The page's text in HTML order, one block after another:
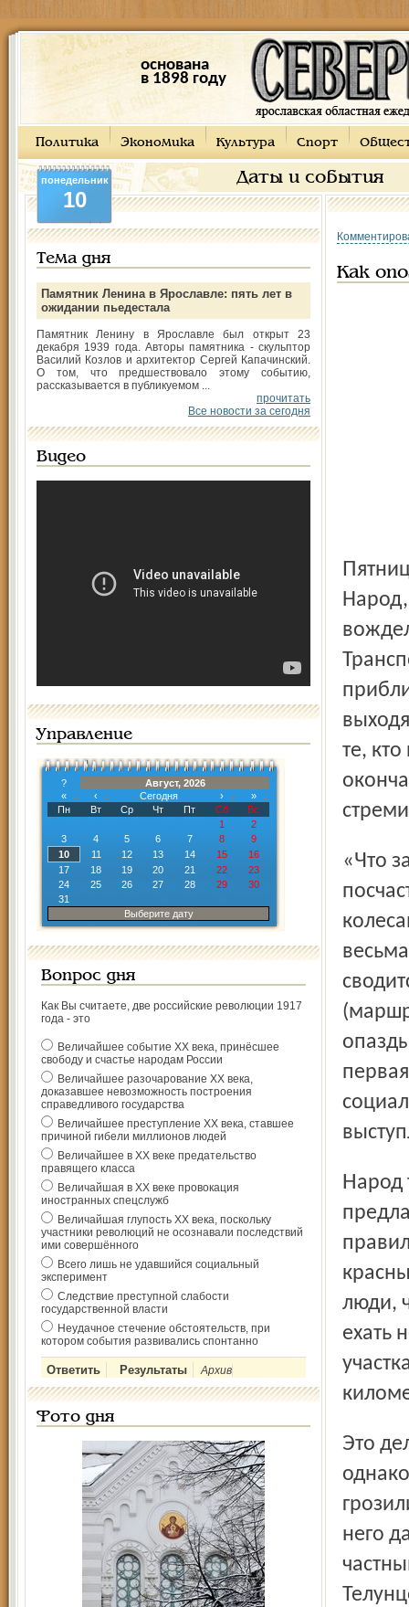
основана
в 1898 году
Политика Экономика Культура Спорт
Даты и события
понедельник
10
Тема дня
Памятник Ленина в Ярославле: пять лет в
ожидании пьедестала
Памятник Ленину в Ярославле был открыт 23
декабря 1939 года. Авторы памятника - скульптор
Василий Козлов и архитектор Сергей Капачинский.
О том, что предшествовало этому событию,
рассказывается в публикуемом ...
прочитать
Все новости за сегодня
Видео
Управление
?
Август, 2026
«
‹ Сегодня ›
»
Пн
Вт Ср Чт Пт Сб
Вс
1
2
3
4 5 6 7 8
9
10
11 12 13 14 15
16
17
18 19 20 21 22
23
24
25 26 27 28 29
30
31
Выберите дату
Вопрос дня
Как Вы считаете, две российские революции 1917
года - это
Величайшее событие ХХ века, принёсшее
свободу и счастье народам России
Величайшее разочарование ХХ века,
доказавшее невозможность построения
справедливого государства
Величайшее преступление ХХ века, ставшее
причиной гибели миллионов людей
Величайшее в ХХ веке предательство
правящего класса
Величайшая в ХХ веке провокация
иностранных спецслужб
Величайшая глупость ХХ века, поскольку
участники революций не осознавали последствий
ими совершённого
Всего лишь не удавшийся социальный
эксперимент
Следствие преступной слабости
государственной власти
Неудачное стечение обстоятельств, при
котором события развивались спонтанно
Архив
Фото дня
Как
Пятница, 29 июля. Остановка «Богоявленская площадь».
Народ,
те,
«Что за чертовщина!» – возмущаются те пассажиры, кому
Народ тихо тает от жары и сервиса, а самые смелые
люди,
ехать
Это дело можно было бы ограничить констатацией факта,
него